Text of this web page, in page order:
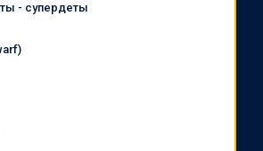
- супердеты